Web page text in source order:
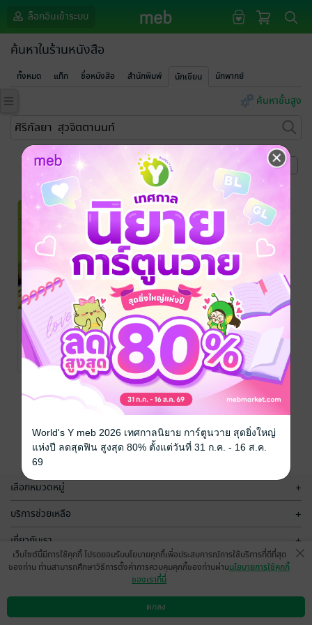
ล็อกอินเข้าระบบ
ค้นหาในร้านหนังสือ
ทั้งหมด แท็ก ชื่อหนังสือ สำนักพิมพ์ นักเขียน นักพากย์
ค้นหาขั้นสูง
หน้าที่ 1
เทคโนโลยีการ
จัดการและการ
อนุรักษ์พลังงาน
ศิริกัลยา สุวจิตตา
นนท์/ สำนักพิมพ์
มหาวิทยาลัย
เกษตรศาสตร์
วิศวกรรมศาสตร์
1 Rating
เลือกหมวดหมู่ +
บริการช่วยเหลือ +
เกี่ยวกับเรา +
กลุ่มธุรกิจในเครือ
ดาวน์โหลดแอป วิธีการใช้งาน ติดต่อเรา
เว็บไซต์นี้มีการใช้คุกกี้ โปรดยอมรับนโยบายคุกกี้เพื่อประสบการณ์การใช้บริการที่ดีที่สุด
ของท่าน ท่านสามารถศึกษาวิธีการตั้งค่าการควบคุมคุกกี้ของท่านผ่านนโยบายการใช้คุกกี้
ของเราที่นี่
ตกลง
World's Y meb 2026 เทศกาลนิยาย การ์ตูนวาย สุดยิ่งใหญ่
แห่งปี ลดสุดฟิน สูงสุด 80% ตั้งแต่วันที่ 31 ก.ค. - 16 ส.ค.
69